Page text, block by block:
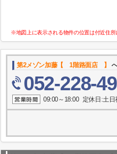
※地図上に表示される物件の位置は付近住所
第2メゾン加藤【 1階路面店 】
052-228-
09:00～18:00 定休日:土日